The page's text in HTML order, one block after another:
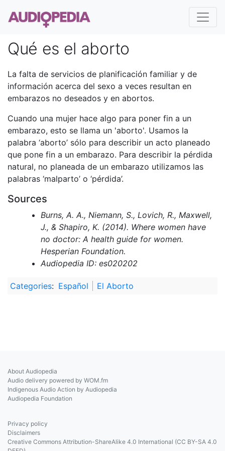
Qué es el aborto
La falta de servicios de planificación familiar y de
información acerca del sexo a veces resultan en
embarazos no deseados y en abortos.
Cuando una mujer hace algo para poner fin a un
embarazo, esto se llama un 'aborto'. Usamos la
palabra ‘aborto’ sólo para describir un acto planeado
que pone fin a un embarazo. Para describir la pérdida
natural, no planeada de un embarazo utilizamos las
palabras ‘malparto’ o ‘pérdida’.
Sources
Burns, A. A., Niemann, S., Lovich, R., Maxwell,
J., & Shapiro, K. (2014). Where women have
no doctor: A health guide for women.
Hesperian Foundation.
Audiopedia ID: es020202
Categories: Español El Aborto
About Audiopedia
Audio delivery powered by WOM.fm
Indigenous Audio Action by Audiopedia
Audiopedia Foundation
Privacy policy
Disclaimers
Creative Commons Attribution-ShareAlike 4.0 International (CC BY-SA 4.0